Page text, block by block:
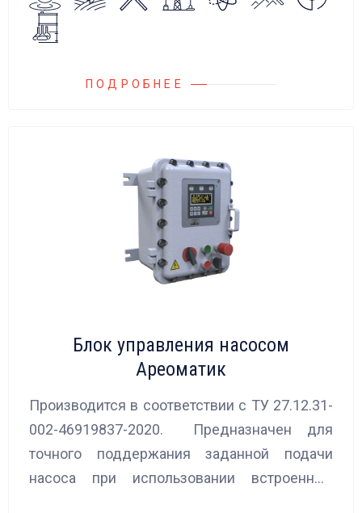
на всасывающих линиях дозировочных
насосных агрегатов и установок.
ПОДРОБНЕЕ
Блок управления насосом
Ареоматик
Производится в соответствии с ТУ 27.12.31-
002-46919837-2020. Предназначен для
точного поддержания заданной подачи
насоса при использовании встроенных